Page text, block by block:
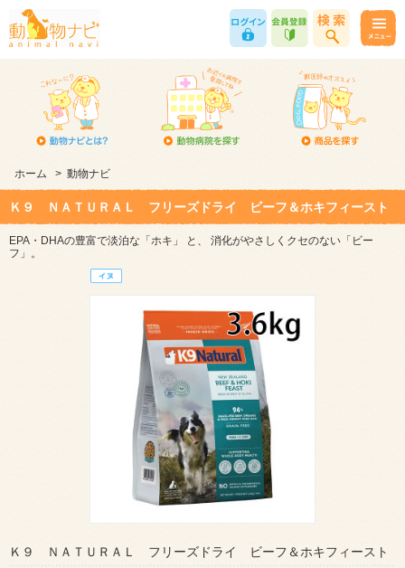
ホーム > 動物ナビ
Ｋ９ ＮＡＴＵＲＡＬ フリーズドライ ビーフ＆ホキフィースト
EPA・DHAの豊富で淡泊な「ホキ」 と、 消化がやさしくクセのない「ビー
フ」。
Ｋ９ ＮＡＴＵＲＡＬ フリーズドライ ビーフ＆ホキフィースト